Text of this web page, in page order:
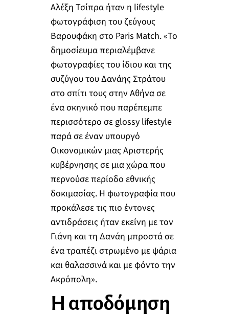
Αλέξη Τσίπρα ήταν η lifestyle
φωτογράφιση του ζεύγους
Βαρουφάκη στο Paris Match. «Το
δημοσίευμα περιαλέμβανε
φωτογραφίες του ίδιου και της
συζύγου του Δανάης Στράτου
στο σπίτι τους στην Αθήνα σε
ένα σκηνικό που παρέπεμπε
περισσότερο σε glossy lifestyle
παρά σε έναν υπουργό
Οικονομικών μιας Αριστερής
κυβέρνησης σε μια χώρα που
περνούσε περίοδο εθνικής
δοκιμασίας. Η φωτογραφία που
προκάλεσε τις πιο έντονες
αντιδράσεις ήταν εκείνη με τον
Γιάνη και τη Δανάη μπροστά σε
ένα τραπέζι στρωμένο με ψάρια
και θαλασσινά και με φόντο την
Ακρόπολη».
Η αποδόμηση